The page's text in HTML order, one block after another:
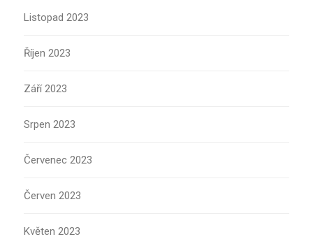
Listopad 2023
Říjen 2023
Září 2023
Srpen 2023
Červenec 2023
Červen 2023
Květen 2023